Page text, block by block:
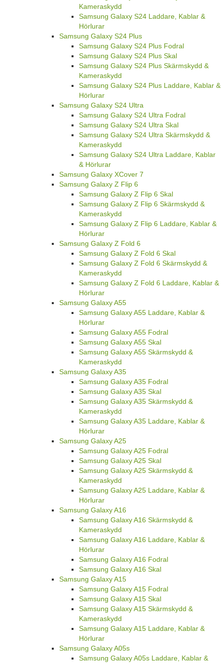
Kameraskydd
Samsung Galaxy S24 Laddare, Kablar &
Hörlurar
Samsung Galaxy S24 Plus
Samsung Galaxy S24 Plus Fodral
Samsung Galaxy S24 Plus Skal
Samsung Galaxy S24 Plus Skärmskydd &
Kameraskydd
Samsung Galaxy S24 Plus Laddare, Kablar &
Hörlurar
Samsung Galaxy S24 Ultra
Samsung Galaxy S24 Ultra Fodral
Samsung Galaxy S24 Ultra Skal
Samsung Galaxy S24 Ultra Skärmskydd &
Kameraskydd
Samsung Galaxy S24 Ultra Laddare, Kablar
& Hörlurar
Samsung Galaxy XCover 7
Samsung Galaxy Z Flip 6
Samsung Galaxy Z Flip 6 Skal
Samsung Galaxy Z Flip 6 Skärmskydd &
Kameraskydd
Samsung Galaxy Z Flip 6 Laddare, Kablar &
Hörlurar
Samsung Galaxy Z Fold 6
Samsung Galaxy Z Fold 6 Skal
Samsung Galaxy Z Fold 6 Skärmskydd &
Kameraskydd
Samsung Galaxy Z Fold 6 Laddare, Kablar &
Hörlurar
Samsung Galaxy A55
Samsung Galaxy A55 Laddare, Kablar &
Hörlurar
Samsung Galaxy A55 Fodral
Samsung Galaxy A55 Skal
Samsung Galaxy A55 Skärmskydd &
Kameraskydd
Samsung Galaxy A35
Samsung Galaxy A35 Fodral
Samsung Galaxy A35 Skal
Samsung Galaxy A35 Skärmskydd &
Kameraskydd
Samsung Galaxy A35 Laddare, Kablar &
Hörlurar
Samsung Galaxy A25
Samsung Galaxy A25 Fodral
Samsung Galaxy A25 Skal
Samsung Galaxy A25 Skärmskydd &
Kameraskydd
Samsung Galaxy A25 Laddare, Kablar &
Hörlurar
Samsung Galaxy A16
Samsung Galaxy A16 Skärmskydd &
Kameraskydd
Samsung Galaxy A16 Laddare, Kablar &
Hörlurar
Samsung Galaxy A16 Fodral
Samsung Galaxy A16 Skal
Samsung Galaxy A15
Samsung Galaxy A15 Fodral
Samsung Galaxy A15 Skal
Samsung Galaxy A15 Skärmskydd &
Kameraskydd
Samsung Galaxy A15 Laddare, Kablar &
Hörlurar
Samsung Galaxy A05s
Samsung Galaxy A05s Laddare, Kablar &